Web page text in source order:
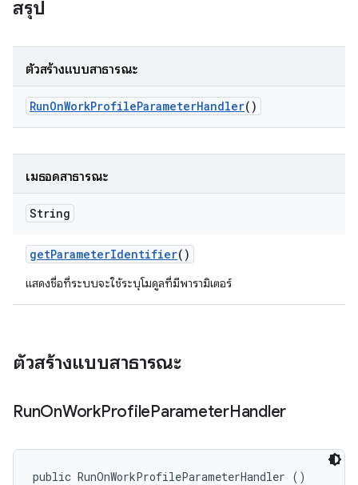
สรุป
ตัวสร้างแบบสาธารณะ
RunOnWorkProfileParameterHandler()
เมธอดสาธารณะ
String
getParameterIdentifier()
แสดงชื่อที่ระบบจะใช้ระบุโมดูลที่มีพารามิเตอร์
ตัวสร้างแบบสาธารณะ
RunOnWorkProfileParameterHandler
public RunOnWorkProfileParameterHandler ()